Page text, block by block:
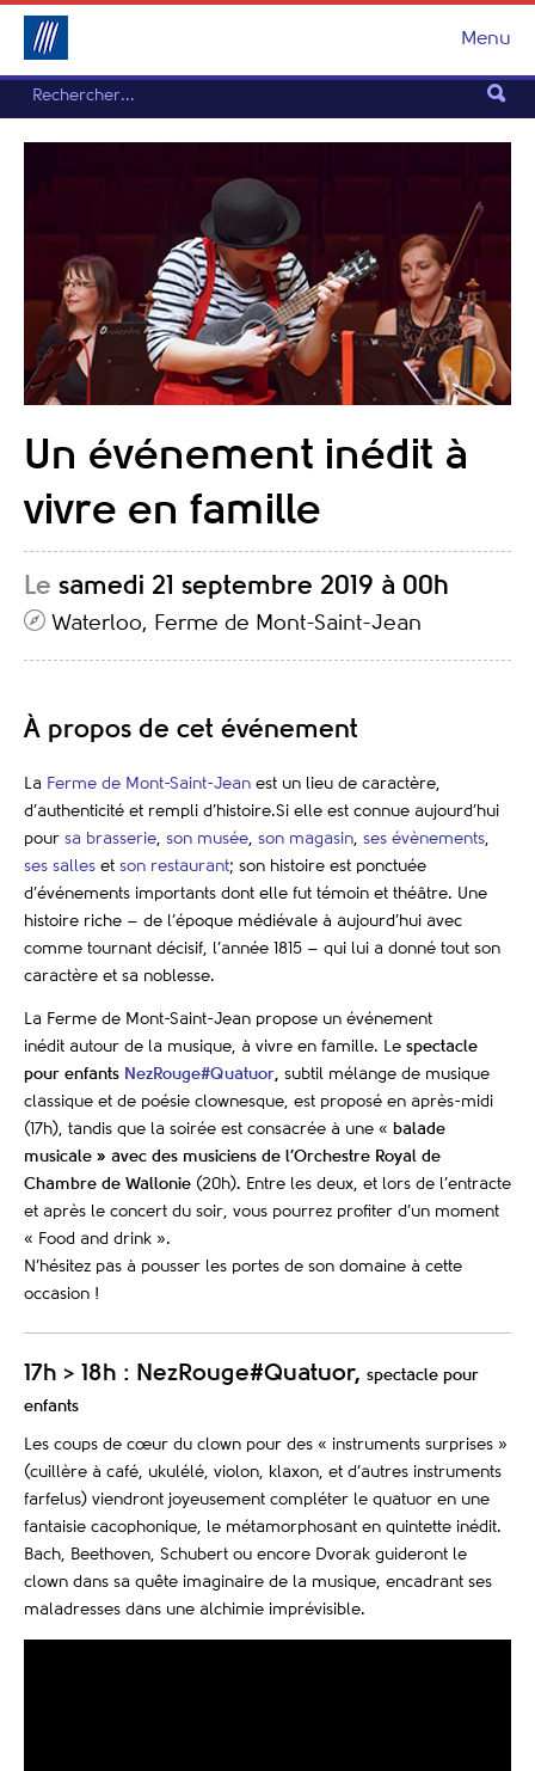
Menu
Un événement inédit à
vivre en famille
Le samedi 21 septembre 2019 à 00h
Waterloo, Ferme de Mont-Saint-Jean
À propos de cet événement
La Ferme de Mont-Saint-Jean est un lieu de caractère,
d’authenticité et rempli d’histoire.Si elle est connue aujourd’hui
pour sa brasserie, son musée, son magasin, ses évènements,
ses salles et son restaurant; son histoire est ponctuée
d’événements importants dont elle fut témoin et théâtre. Une
histoire riche – de l’époque médiévale à aujourd’hui avec
comme tournant décisif, l’année 1815 – qui lui a donné tout son
caractère et sa noblesse.
La Ferme de Mont-Saint-Jean propose un événement
inédit autour de la musique, à vivre en famille. Le spectacle
pour enfants NezRouge#Quatuor, subtil mélange de musique
classique et de poésie clownesque, est proposé en après-midi
(17h), tandis que la soirée est consacrée à une « balade
musicale » avec des musiciens de l’Orchestre Royal de
Chambre de Wallonie (20h). Entre les deux, et lors de l’entracte
et après le concert du soir, vous pourrez profiter d’un moment
« Food and drink ».
N’hésitez pas à pousser les portes de son domaine à cette
occasion !
17h > 18h : NezRouge#Quatuor, spectacle pour
enfants
Les coups de cœur du clown pour des « instruments surprises »
(cuillère à café, ukulélé, violon, klaxon, et d’autres instruments
farfelus) viendront joyeusement compléter le quatuor en une
fantaisie cacophonique, le métamorphosant en quintette inédit.
Bach, Beethoven, Schubert ou encore Dvorak guideront le
clown dans sa quête imaginaire de la musique, encadrant ses
maladresses dans une alchimie imprévisible.